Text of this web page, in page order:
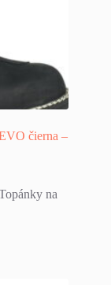
čierna –
na